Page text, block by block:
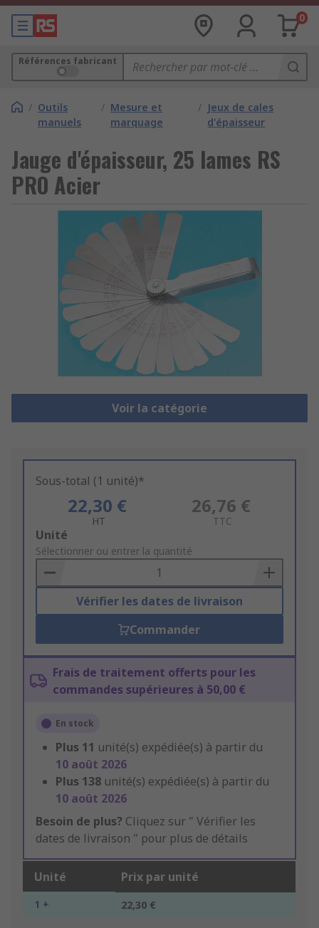
0
Références fabricant
/ Outils
manuels
/ Mesure et
marquage
/ Jeux de cales
d'épaisseur
Jauge d'épaisseur, 25 lames RS
PRO Acier
Voir la catégorie
Sous-total (1 unité)*
22,30 €
HT
26,76 €
TTC
Add
to
Basket
Unité
Sélectionner ou entrer la quantité
Vérifier les dates de livraison
Commander
Frais de traitement offerts pour les
commandes supérieures à 50,00 €
En stock
Plus 11 unité(s) expédiée(s) à partir du
10 août 2026
Plus 138 unité(s) expédiée(s) à partir du
10 août 2026
Besoin de plus? Cliquez sur " Vérifier les
dates de livraison " pour plus de détails
Unité Prix par unité
1 + 22,30 €